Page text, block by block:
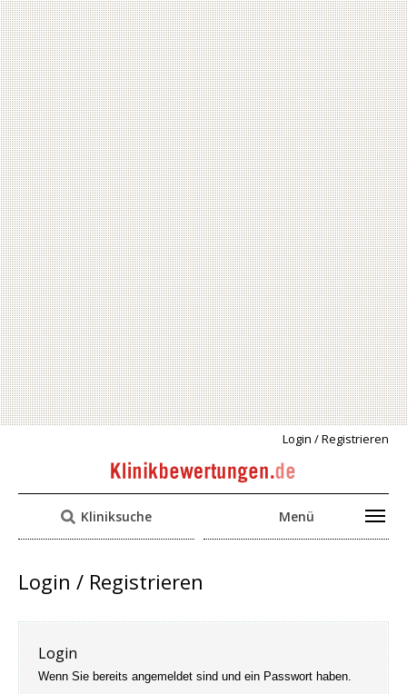
Login / Registrieren
Kliniksuche Menü
Login / Registrieren
Login
Wenn Sie bereits angemeldet sind und ein Passwort haben.